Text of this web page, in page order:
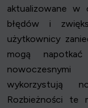
aktualizowane w
błędów i
użytkownicy
mogą
wykorzystują
Rozbieżności te